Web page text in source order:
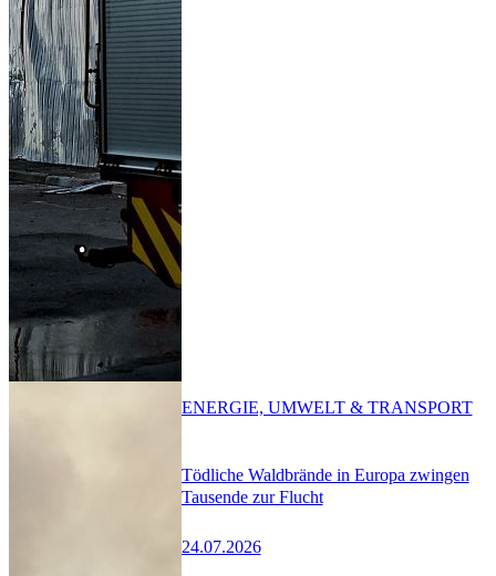
Tödliche Waldbrände in Europa zwingen
Tausende zur Flucht
24.07.2026
ENERGIE, UMWELT & TRANSPORT